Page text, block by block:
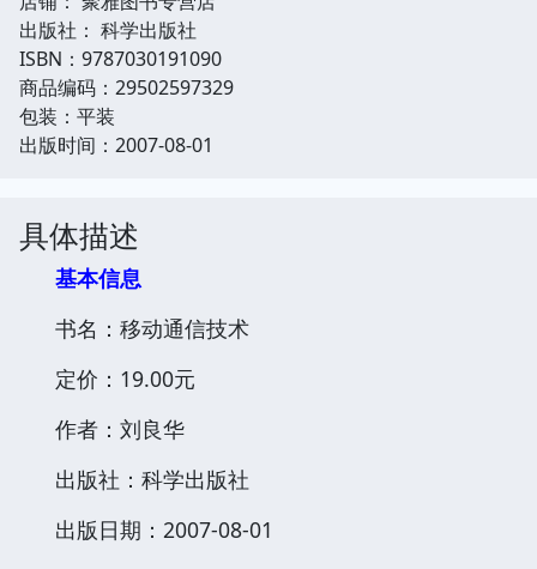
出版社： 科学出版社
ISBN：9787030191090
商品编码：29502597329
包装：平装
出版时间：2007-08-01
具体描述
基本信息
书名：移动通信技术
定价：19.00元
作者：刘良华
出版社：科学出版社
出版日期：2007-08-01